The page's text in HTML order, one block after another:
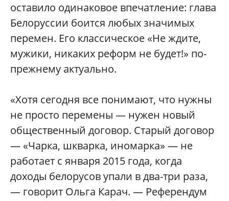
оставило одинаковое впечатление: глава
Белоруссии боится любых значимых
перемен. Его классическое «Не ждите,
мужики, никаких реформ не будет!» по-
прежнему актуально.
«Хотя сегодня все понимают, что нужны
не просто перемены — нужен новый
общественный договор. Старый договор
— «Чарка, шкварка, иномарка» — не
работает с января 2015 года, когда
доходы белорусов упали в два-три раза,
— говорит Ольга Карач. — Референдум